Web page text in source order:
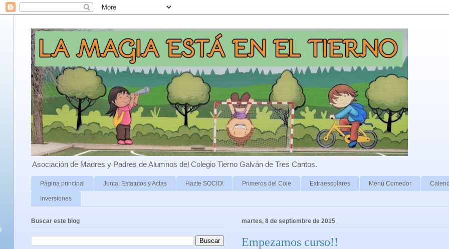
Asociación de Madres y Padres de Alumnos del Colegio Tierno Galván de Tres Cantos.
Página principal Junta, Estatutos y Actas Hazte SOCIO! Primeros del Cole Extraescolares Menú Comedor
Inversiones
martes, 8 de septiembre de 2015
Empezamos curso!!
Buscar este blog